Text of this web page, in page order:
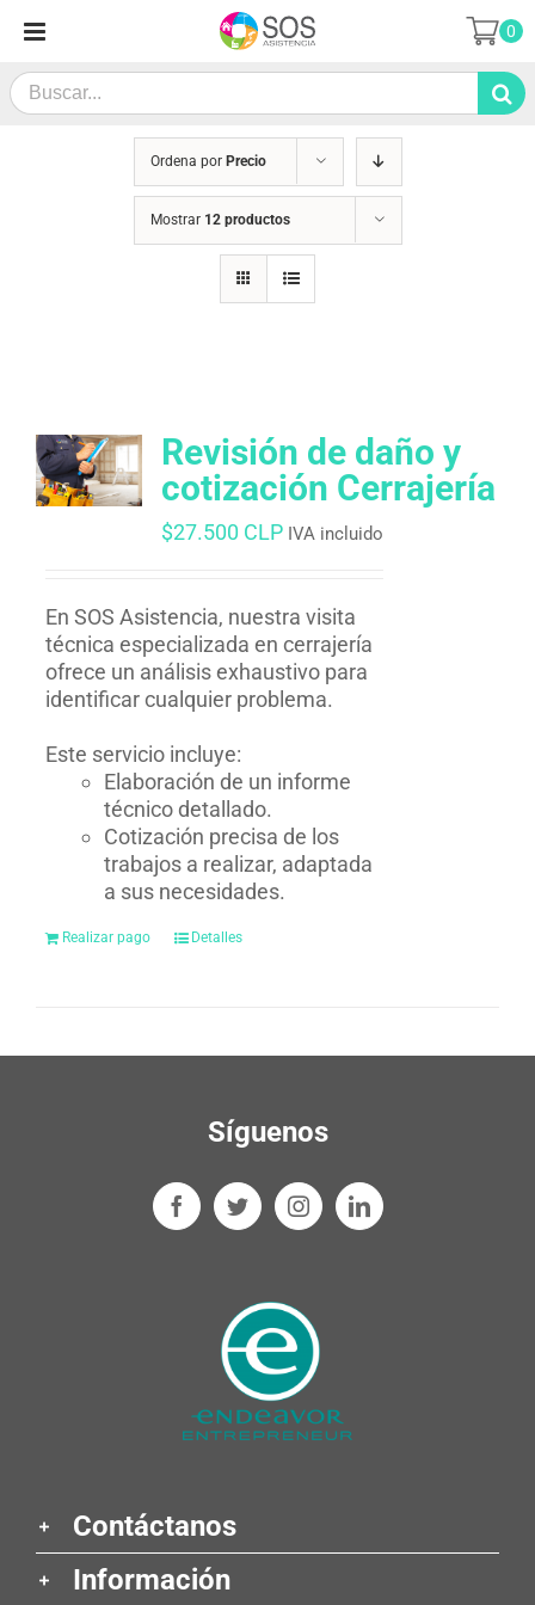
contenido
Search
for:
0
Ordena por Precio
Mostrar 12 productos
Revisión de daño y
cotización Cerrajería
$27.500 CLP IVA incluido
En SOS Asistencia, nuestra visita
técnica especializada en cerrajería
ofrece un análisis exhaustivo para
identificar cualquier problema.
Este servicio incluye:
Elaboración de un informe
técnico detallado.
Cotización precisa de los
trabajos a realizar, adaptada
a sus necesidades.
Realizar pago Detalles
Síguenos
Contáctanos
Información